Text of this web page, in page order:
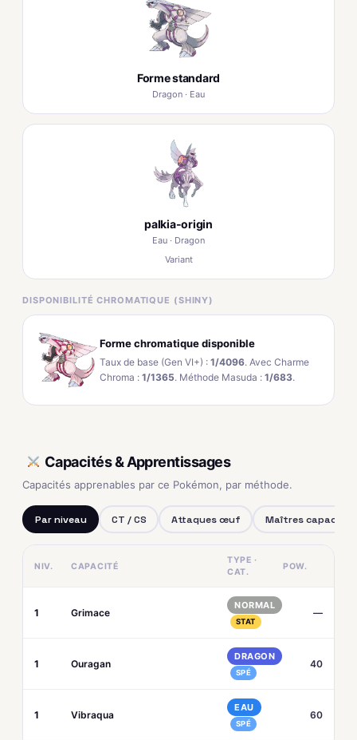
Forme standard
Dragon · Eau
palkia-origin
Eau · Dragon
Variant
DISPONIBILITÉ CHROMATIQUE (SHINY)
Forme chromatique disponible
Taux de base (Gen VI+) : 1/4096. Avec Charme
Chroma : 1/1365. Méthode Masuda : 1/683.
Capacités & Apprentissages
Capacités apprenables par ce Pokémon, par méthode.
Par niveau CT / CS Attaques œuf Maîtres capacités
NIV. CAPACITÉ
TYPE ·
CAT.
POW.
1 Grimace
NORMAL
STAT
—
1 Ouragan
DRAGON
SPÉ
40
1 Vibraqua
EAU
SPÉ
60